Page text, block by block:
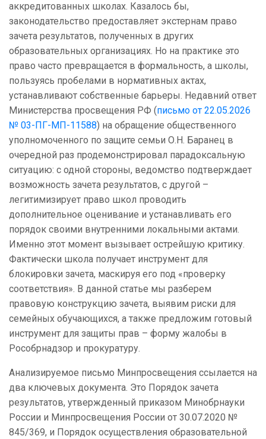
аккредитованных школах. Казалось бы,
законодательство предоставляет экстернам право
зачета результатов, полученных в других
образовательных организациях. Но на практике это
право часто превращается в формальность, а школы,
пользуясь пробелами в нормативных актах,
устанавливают собственные барьеры. Недавний ответ
Министерства просвещения РФ (письмо от 22.05.2026
№ 03-ПГ-МП-11588) на обращение общественного
уполномоченного по защите семьи О.Н. Баранец в
очередной раз продемонстрировал парадоксальную
ситуацию: с одной стороны, ведомство подтверждает
возможность зачета результатов, с другой –
легитимизирует право школ проводить
дополнительное оценивание и устанавливать его
порядок своими внутренними локальными актами.
Именно этот момент вызывает острейшую критику.
Фактически школа получает инструмент для
блокировки зачета, маскируя его под «проверку
соответствия». В данной статье мы разберем
правовую конструкцию зачета, выявим риски для
семейных обучающихся, а также предложим готовый
инструмент для защиты прав – форму жалобы в
Рособрнадзор и прокуратуру.
Анализируемое письмо Минпросвещения ссылается на
два ключевых документа. Это Порядок зачета
результатов, утвержденный приказом Минобрнауки
России и Минпросвещения России от 30.07.2020 №
845/369, и Порядок осуществления образовательной